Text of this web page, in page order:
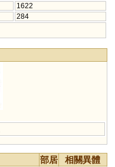
1622
284
部居
相關異體